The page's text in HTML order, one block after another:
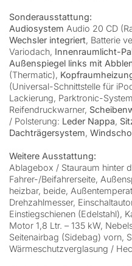
Sonderausstattung:
Audiosystem Audio 20 CD
Wechsler integriert, Batterie
Variodach, Innenraumlicht-
Außenspiegel links mit
(Thermatic),
(Universal-Schnittstelle für
Lackierung, Parktronic-System
Reifendruckwarner,
/ Polsterung: Leder Nappa,
Dachträgersystem,
Weitere Ausstattung:
Ablagebox / Stauraum hinter
Fahrer-/Beifahrerseite,
heizbar, beide,
Drehzahlmesser,
Einstiegschienen (Edelstahl),
Motor 1,8 Ltr. – 135 kW,
Seitenairbag (Sidebag) vorn,
Wärmeschutzverglasung /